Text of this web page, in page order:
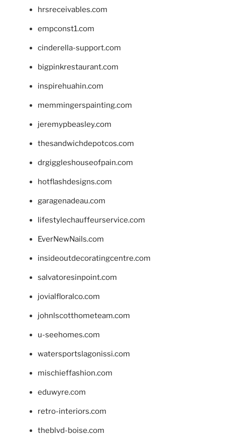
hrsreceivables.com
empconst1.com
cinderella-support.com
bigpinkrestaurant.com
inspirehuahin.com
memmingerspainting.com
jeremypbeasley.com
thesandwichdepotcos.com
drgiggleshouseofpain.com
hotflashdesigns.com
garagenadeau.com
lifestylechauffeurservice.com
EverNewNails.com
insideoutdecoratingcentre.com
salvatoresinpoint.com
jovialfloralco.com
johnlscotthometeam.com
u-seehomes.com
watersportslagonissi.com
mischieffashion.com
eduwyre.com
retro-interiors.com
theblvd-boise.com